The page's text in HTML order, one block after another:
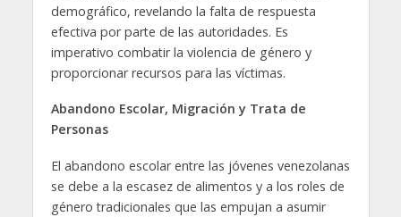
demográfico, revelando la falta de respuesta
efectiva por parte de las autoridades. Es
imperativo combatir la violencia de género y
proporcionar recursos para las víctimas.
Abandono Escolar, Migración y Trata de
Personas
El abandono escolar entre las jóvenes venezolanas
se debe a la escasez de alimentos y a los roles de
género tradicionales que las empujan a asumir